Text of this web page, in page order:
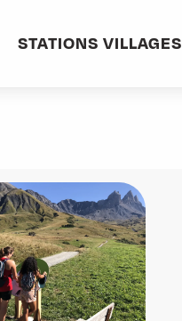
STATIONS VILLAGES